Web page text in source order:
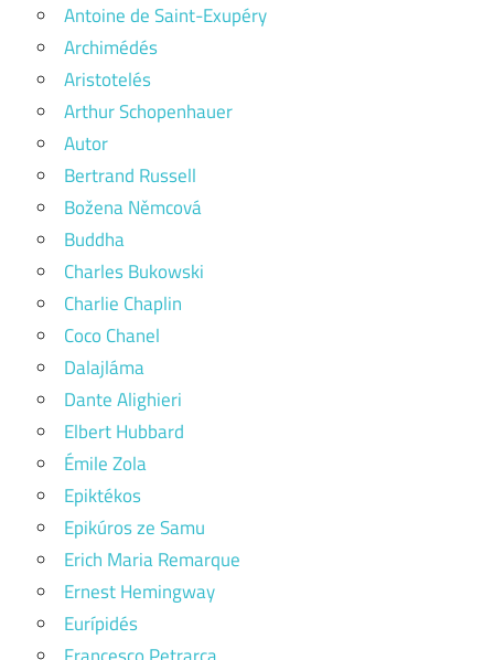
Antoine de Saint-Exupéry
Archimédés
Aristotelés
Arthur Schopenhauer
Autor
Bertrand Russell
Božena Němcová
Buddha
Charles Bukowski
Charlie Chaplin
Coco Chanel
Dalajláma
Dante Alighieri
Elbert Hubbard
Émile Zola
Epiktékos
Epikúros ze Samu
Erich Maria Remarque
Ernest Hemingway
Eurípidés